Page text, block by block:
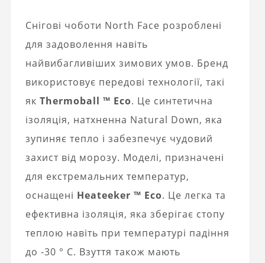
Снігові чоботи North Face розроблені
для задоволення навіть
найвибагливіших зимових умов. Бренд
використовує передові технології, такі
як Thermoball ™ Eco. Це синтетична
ізоляція, натхненна Natural Down, яка
зупиняє тепло і забезпечує чудовий
захист від морозу. Моделі, призначені
для екстремальних температур,
оснащені Heateeker ™ Eco. Це легка та
ефективна ізоляція, яка зберігає стопу
теплою навіть при температурі падіння
до -30 ° С. Взуття також мають